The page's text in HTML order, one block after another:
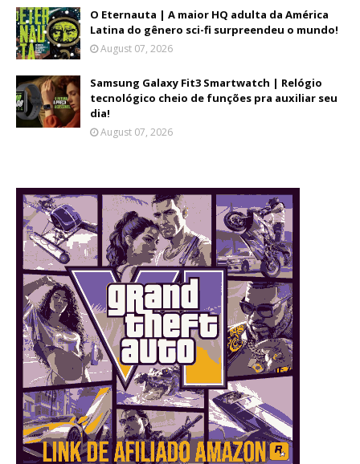
O Eternauta | A maior HQ adulta da América
Latina do gênero sci-fi surpreendeu o mundo!
August 07, 2026
Samsung Galaxy Fit3 Smartwatch | Relógio
tecnológico cheio de funções pra auxiliar seu
dia!
August 07, 2026